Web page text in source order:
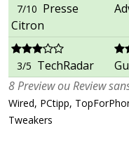
7/10 Presse
Citron
3/5 TechRadar
8 Preview ou Review
Wired, PCtipp,
Tweakers